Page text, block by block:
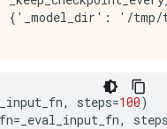
summary
'/tmp/
_input_fn, steps=100)
= _eval_input_fn,